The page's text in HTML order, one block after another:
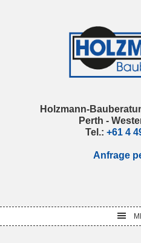
Holzmann-
Perth -
Tel.: +61 4
Anfrage